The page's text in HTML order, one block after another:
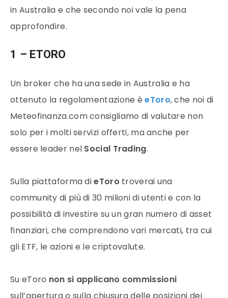
in Australia e che secondo noi vale la pena
approfondire.
1 – ETORO
Un broker che ha una sede in Australia e ha
ottenuto la regolamentazione èeToro, che noi di
Meteofinanza.com consigliamo di valutare non
solo per i molti servizi offerti, ma anche per
essere leader nel Social Trading.
Sulla piattaforma dieToro troverai una
community di più di 30 milioni di utenti e con la
possibilità di investire su un gran numero di asset
finanziari, che comprendono vari mercati, tra cui
gli ETF, le azioni e le criptovalute.
Su eToro non si applicano commissioni
sull’apertura o sulla chiusura delle posizioni dei